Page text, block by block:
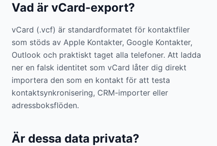
Vad är vCard-export?
vCard (.vcf) är standardformatet för kontaktfiler
som stöds av Apple Kontakter, Google Kontakter,
Outlook och praktiskt taget alla telefoner. Att ladda
ner en falsk identitet som vCard låter dig direkt
importera den som en kontakt för att testa
kontaktsynkronisering, CRM-importer eller
adressboksflöden.
Är dessa data privata?